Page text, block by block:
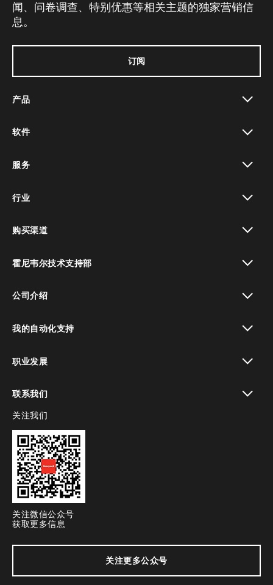
闻、问卷调查、特别优惠等相关主题的独家营销信
息。
订阅
产品
软件
服务
行业
购买渠道
霍尼韦尔技术支持部
公司介绍
我的自动化支持
职业发展
联系我们
toggle view
关注我们
关注微信公众号
获取更多信息
关注更多公众号